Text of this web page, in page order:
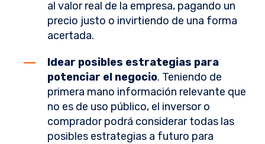
al valor real de la empresa, pagando un
precio justo o invirtiendo de una forma
acertada.
Idear posibles estrategias para
potenciar el negocio. Teniendo de
primera mano información relevante que
no es de uso público, el inversor o
comprador podrá considerar todas las
posibles estrategias a futuro para